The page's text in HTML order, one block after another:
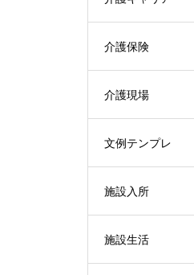
介護保険
介護現場
文例テンプレ
施設入所
施設生活